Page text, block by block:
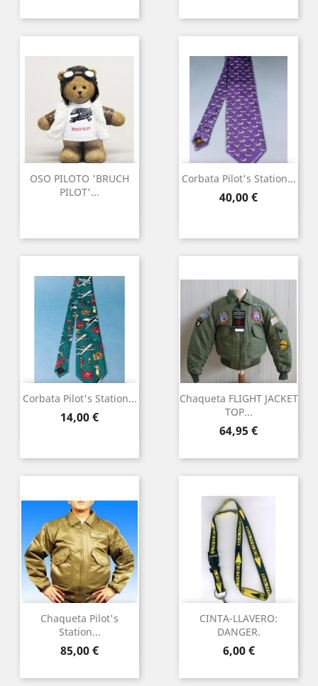
OSO PILOTO 'BRUCH
PILOT'...
Corbata Pilot's Station...
Precio
40,00 €
Corbata Pilot's Station...
Precio
14,00 €
Chaqueta FLIGHT JACKET
TOP...
Precio
64,95 €
Chaqueta Pilot's
Station...
Precio
85,00 €
CINTA-LLAVERO:
DANGER.
Precio
6,00 €